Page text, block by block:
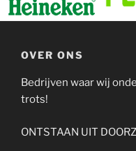
OVER ONS
Bedrijven waar wij
trots!
ONTSTAAN UIT